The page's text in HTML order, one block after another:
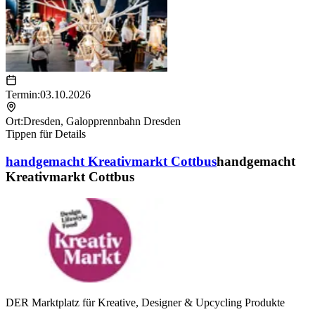
Termin:03.10.2026
Ort:Dresden, Galopprennbahn Dresden
Tippen für Details
handgemacht Kreativmarkt Cottbushandgemacht
Kreativmarkt Cottbus
DER Marktplatz für Kreative, Designer & Upcycling Produkte